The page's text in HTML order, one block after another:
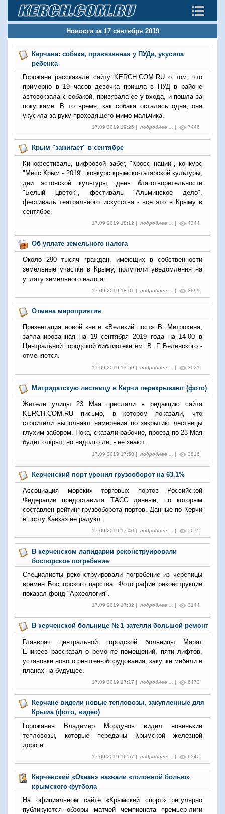
Новости за 17 сентября 2019
Керчане: собака, привязанная у ПУДа, укусила
ребенка
Горожане рассказали сайту KERCH.COM.RU о том, что
примерно в 19 часов девочка пришла в ПУД в районе
автовокзала с собакой, привязала ее у входа, и пошла за
покупками. В то время, как собака осталась одна, она
укусила за руку проходящего мимо мальчика.
17.09.2019 19:26 | подробнее ... | 7446
Крым "зажигает" в сентябре
Кинофестиваль, цифровой забег, "Кросс нации", конкурс
"Мисс Крым - 2019", конкурс крымско-татарской культуры,
дни эстонской культуры, день благотворительности
"Белый цветок", фестиваль "Альминское дело",
фестиваль театрального искусства - все это в Крыму в
сентябре.
17.09.2019 18:12 | подробнее ... | 4344
Об уплате земельного налога
Около 290 тысяч граждан, имеющих в собственности
земельные участки в Крыму, получили уведомления на
уплату земельного налога.
17.09.2019 18:01 | подробнее ... | 3899
Отмена мероприятия
Презентация новой книги «Великий пост» В. Митрохина,
запланированная на 19 сентября 2019 года на 14-00 в
Центральной городской библиотеке им. В. Г. Белинского -
отменяется.
17.09.2019 17:59 | подробнее ... | 3021
Митридатскую лестницу в Керчи перекрывают (фото)
Жители улицы 23 Мая прислали в редакцию сайта
KERCH.COM.RU письмо, в котором показали, что
строители выполняют намерения по закрытию лестницы
глухим забором. Пока, сказали рабочие, проезд по 23 Мая
будет открыт, но надолго ли, - не знают.
17.09.2019 17:50 | подробнее ... | 3816
Керченский порт уронил грузооборот на 63,1%
Ассоциация морских торговых портов Российской
Федерации предоставила ТАСС данные, по которым
составлен рейтинг грузооборота портов. Данные по Керчи
и порту Кавказ не радуют.
17.09.2019 17:40 | подробнее ... | 5075
В керченском лапидарии реконструировали
боспорское погребение
Специалисты реконструировали погребение из черепицы
времен Боспорского царства. Фотографии реконструкции
показал фонд "Археология".
17.09.2019 17:32 | подробнее ... | 3144
В керченской больнице № 1 затеяли большой ремонт
Главврач центральной городской больницы Марат
Еникеев рассказал о ремонте помещений, пяти лифтов,
установке нового рентген-оборудования, закупке мебели и
планах на будущее.
17.09.2019 17:17 | подробнее ... | 6472
Керчане видели новые тепловозы, закупленные для
Крыма (фото, видео)
Горожанин Владимир Мордунов видел новенькие
тепловозы, которые переданы Крымской железной
дороге.
17.09.2019 16:57 | подробнее ... | 6340
Керченский «Океан» назвали «головной болью»
крымского футбола
На официальном сайте «Крымский спорт» регулярно
публикуются обзоры матчей чемпионата премьер-лиги